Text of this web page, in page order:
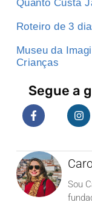
Quanto Custa
Roteiro de 3
Museu da
Crianças
Segue a
Sou